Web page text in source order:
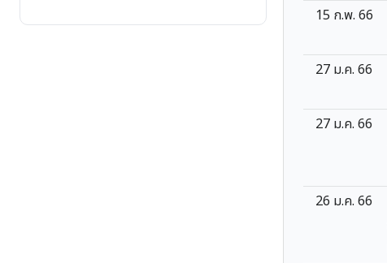
15 ก.พ. 66
27 ม.ค. 66
27 ม.ค. 66
26 ม.ค. 66